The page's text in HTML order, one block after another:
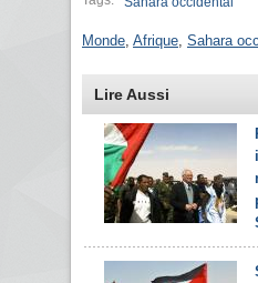
Monde Afrique Sahara
Lire Aussi